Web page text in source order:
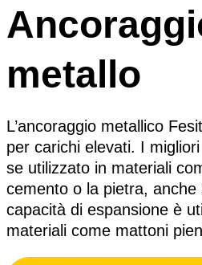
metallo
L’ancoraggio metallico
per carichi elevati. I
se utilizzato in materiali
cemento o la pietra,
capacità di espansione è
materiali come mattoni